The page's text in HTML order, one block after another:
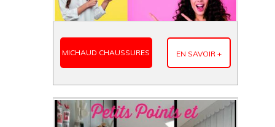
MICHAUD CHAUSSURES EN SAVOIR +